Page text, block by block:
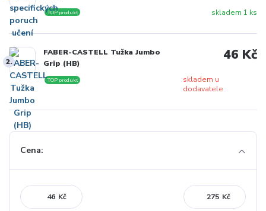
skladem 1 ks
TOP produkt
2.
FABER-CASTELL Tužka Jumbo
Grip (HB)
skladem u
dodavatele
TOP produkt
46 Kč
Cena:
Kč Kč